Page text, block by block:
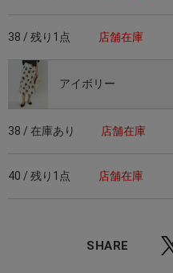
38 / 残り1点 店舗在庫
アイボリー
38 / 在庫あり 店舗在庫
40 / 残り1点 店舗在庫
SHARE